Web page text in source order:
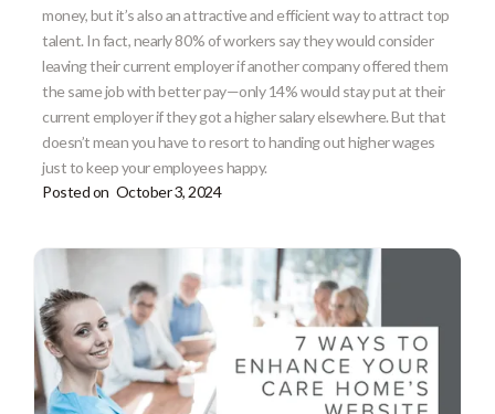
money, but it’s also an attractive and efficient way to attract top
talent. In fact, nearly 80% of workers say they would consider
leaving their current employer if another company offered them
the same job with better pay—only 14% would stay put at their
current employer if they got a higher salary elsewhere. But that
doesn’t mean you have to resort to handing out higher wages
just to keep your employees happy.
Posted on October 3, 2024